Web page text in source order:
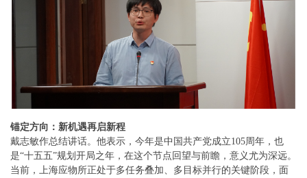
锚定方向：新机遇再启新程
戴志敏作总结讲话。他表示，今年是中国共产党成立105周年，也
是“十五五”规划开局之年，在这个节点回望与前瞻，意义尤为深远。
当前，上海应物所正处于多任务叠加、多目标并行的关键阶段，面